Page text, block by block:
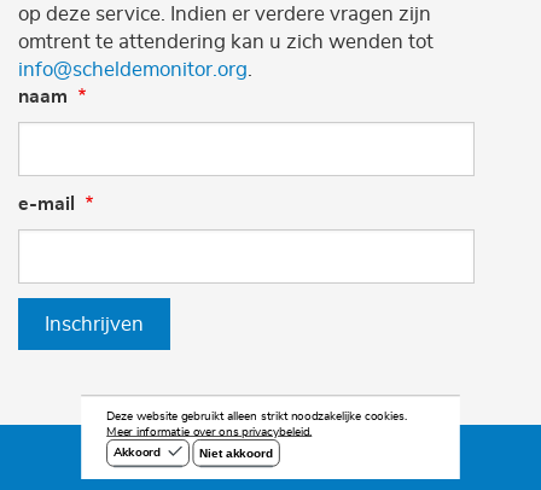
op deze service. Indien er verdere vragen zijn
omtrent te attendering kan u zich wenden tot
info@scheldemonitor.org
naam
e-mail
Inschrijven
©2026 Scheldemonitor
Deze website gebruikt alleen strikt noodzakelijke cookies.
Meer informatie over ons privacybeleid.
Akkoord
Niet akkoord